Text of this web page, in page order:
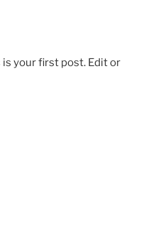
your first post. Edit or